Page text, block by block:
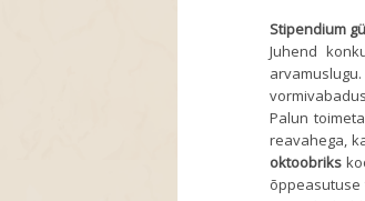
Stipendium
Juhend
Palun
reavahega,
oktoobriks